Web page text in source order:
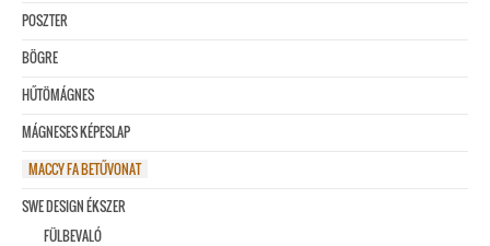
POSZTER
BÖGRE
HŰTÖMÁGNES
MÁGNESES KÉPESLAP
MACCY FA BETŰVONAT
SWE DESIGN ÉKSZER
FÜLBEVALÓ